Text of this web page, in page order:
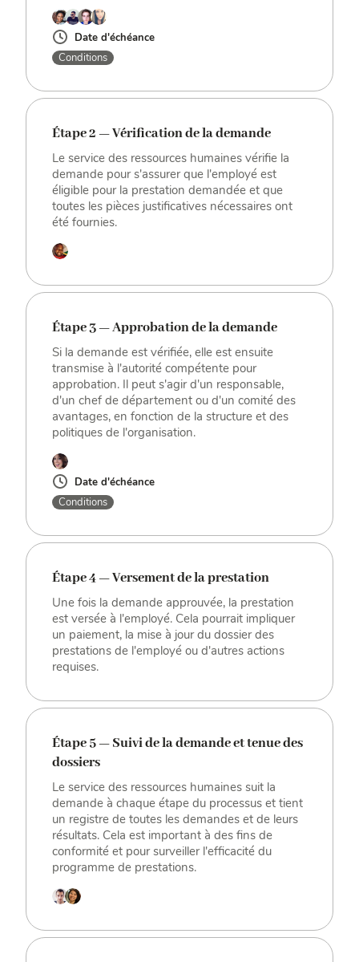
Date d'échéance
Conditions
Étape 2 — Vérification de la demande
Le service des ressources humaines vérifie la
demande pour s'assurer que l'employé est
éligible pour la prestation demandée et que
toutes les pièces justificatives nécessaires ont
été fournies.
Étape 3 — Approbation de la demande
Si la demande est vérifiée, elle est ensuite
transmise à l'autorité compétente pour
approbation. Il peut s'agir d'un responsable,
d'un chef de département ou d'un comité des
avantages, en fonction de la structure et des
politiques de l'organisation.
Date d'échéance
Conditions
Étape 4 — Versement de la prestation
Une fois la demande approuvée, la prestation
est versée à l'employé. Cela pourrait impliquer
un paiement, la mise à jour du dossier des
prestations de l'employé ou d'autres actions
requises.
Étape 5 — Suivi de la demande et tenue des
dossiers
Le service des ressources humaines suit la
demande à chaque étape du processus et tient
un registre de toutes les demandes et de leurs
résultats. Cela est important à des fins de
conformité et pour surveiller l'efficacité du
programme de prestations.